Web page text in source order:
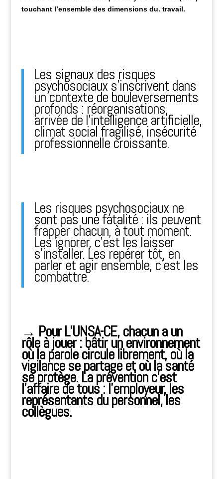
touchant l’ensemble des dimensions du. travail.
Les signaux des risques
psychosociaux s’inscrivent dans
un contexte de bouleversements
profonds : réorganisations,
arrivée de l’intelligence artificielle,
climat social fragilisé, insécurité
professionnelle croissante.
Les risques psychosociaux ne
sont pas une fatalité : ils peuvent
frapper chacun, à tout moment.
Les ignorer, c’est les laisser
s’installer. Les repérer tôt, en
parler et agir ensemble, c’est les
combattre.
→ Pour L’UNSA-CE, chacun a un
rôle à jouer : bâtir un environnement
où la parole circule librement, où la
vigilance se partage et où la santé
se protège. La prévention c’est
l’affaire de tous : l’employeur, les
représentants du personnel, les
collègues.